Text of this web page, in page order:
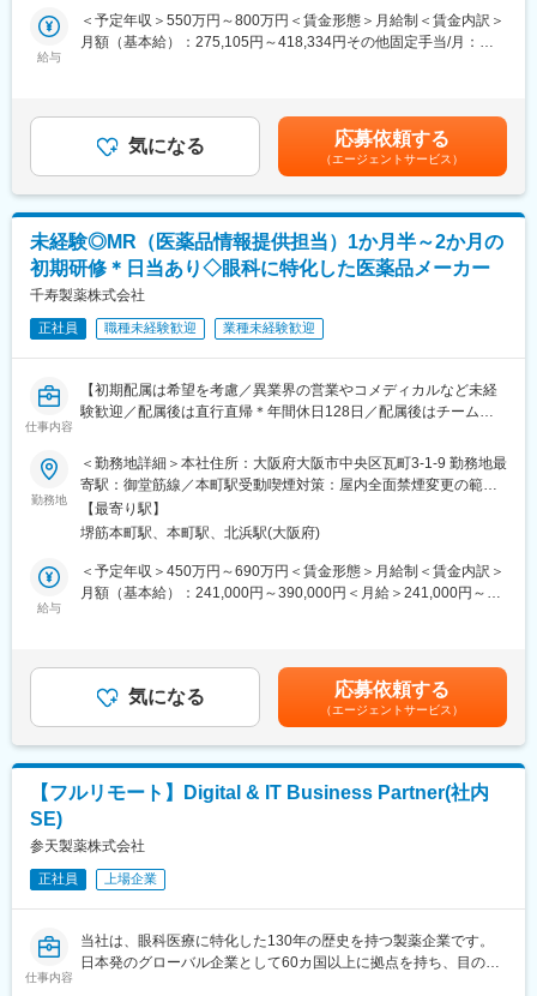
独り立ちの時期は一律ではなく、習熟度や経験に応じて判断する
ため、安心して業務に取り組める環境です。
新規先への営業活動を行っています。
目標の達成状況は評価項目の一つですが、達成率以外に、取り組
み内容も踏まえて評価しています。
ビューを行い役員との面談を実施しています。
■組織構成：
12名(40歳～72歳)が在籍しています。
部署や役職を問わず意見や提案が活発な社風です。新しいことへ
の挑戦を歓迎し、一人ひとりが主体的にチャレンジできる環境づ
くりを大切にしています。
また、仕事とプライベートの両立を支援し、ワークライフバラン
スを重視した働きやすい職場づくりに努めています。
シェアの拡大を目指す
・販売目標を達成させるために卸との協業を推進する
践する
■当社の特徴：
韓国セルトリオングループは、韓国株式市場KOSPIに上市してい
るバイオ医薬品を開発・製造する企業の中で、常に時価総額が
Top5のバイオ医薬品の開発及び製造技術に注力しているグループ
です。
当社は、セルトリオングループで開発及び製造しているバイオシ
ミラー＊を含めたバイオ医薬品を日本で販売するため、セルトリ
オングループの日本法人として2014年に設立され、現在、4製品
を販売しており、今後もパイプラインを拡大していきます。
きながら、会社・個人共に成長して行くメンバーを今回募集致し
ます。
＊バイオシミラー：先行バイオ医薬品と同等/同質の品質、安全性
品。
セルトリオンは、抗体医薬品のバイオシミラーを世界規模で研究
開発から臨床試験、規制関連業務、製造、流通まで、バイオ医薬
品事業の全プロセスに対応するワンストップソリューションを提
供することで、世界中の患者様にバイオ医薬品の新しい治療の選
択肢をお届けしています。
給与
＜予定年収＞550万円～800万円＜賃金形態＞月給制＜賃金内訳＞
月額（基本給）：275,105円～418,334円その他固定手当/月：
残業手当＞有＜給与補足＞※年収は経験に応じて決定します。年収
には営業手当を含みます。※固定残業代は、時間外労働の有無に関
わらず40時間分が付きます。※別途営業日当支給（2,000円/日）賃
金はあくまでも目安の金額であり、選考を通じて上下する可能性
があります。月給(月額)は固定手当を含めた表記です。
気になる 応募依頼する
（エージェントサービス）
未経験◎MR（医薬品情報提供担当）1か月半～2か月の
初期研修＊日当あり◇眼科に特化した医薬品メーカー
千寿製薬株式会社
正社員 職種未経験歓迎 業種未経験歓迎
仕事内容
【初期配属は希望を考慮／異業界の営業やコメディカルなど未経
験歓迎／配属後は直行直帰＊年間休日128日／配属後はチーム制
■職務内容：
医薬品の情報提供担当（MR）として、ドクターや医薬品卸へ訪
問、当社製品の提案・販売をお任せします。
＜具体的な業務内容＞
◎訪問先：主に大学病院や眼科クリニック
・医薬品に関する情報提供活動
└クリニック向けに勉強会なども実施します
・販売代理店を訪問し、代理店担当者との関係構築、製品PR、顧
【MRとは】
品の情報の提供や収集を行います。同時に、医療現場から得た情
報を正しく、タイムリーに医療関係者に伝達することもMRの役割
です。
【担当商品（例）】
当社は眼科領域に特化したスペシャリティファーマです。
ドライアイ治療薬を始めとした、幅広い点眼薬（目薬）を提案す
勤務地
＜勤務地詳細＞本社住所：大阪府大阪市中央区瓦町3-1-9 勤務地最
寄駅：御堂筋線／本町駅受動喫煙対策：屋内全面禁煙変更の範
囲：会社の定める事業所
【最寄り駅】
堺筋本町駅、本町駅、北浜駅(大阪府)
給与
＜予定年収＞450万円～690万円＜賃金形態＞月給制＜賃金内訳＞
月額（基本給）：241,000円～390,000円＜月給＞241,000円～
も目安の金額であり、選考を通じて上下する可能性があります。
月給(月額)は固定手当を含めた表記です。
気になる 応募依頼する
（エージェントサービス）
【フルリモート】Digital & IT Business Partner(社内
SE)
参天製薬株式会社
正社員 上場企業
仕事内容
当社は、眼科医療に特化した130年の歴史を持つ製薬企業です。
日本発のグローバル企業として60カ国以上に拠点を持ち、目の健